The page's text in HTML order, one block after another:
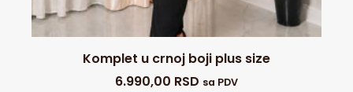
Komplet u crnoj boji plus size
6.990,00 RSD sa PDV